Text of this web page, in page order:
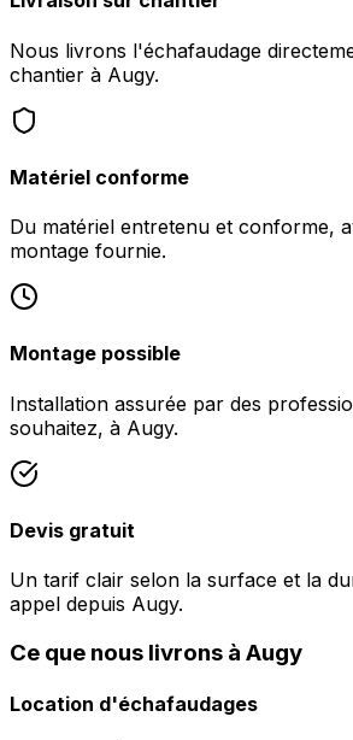
Nous livrons l'échafaudage
chantier à Augy.
Matériel conforme
Du matériel entretenu et conforme,
montage fournie.
Montage possible
Installation assurée par des
souhaitez, à Augy.
Devis gratuit
Un tarif clair selon la surface et la
appel depuis Augy.
Ce que nous livrons à Augy
Location d'échafaudages